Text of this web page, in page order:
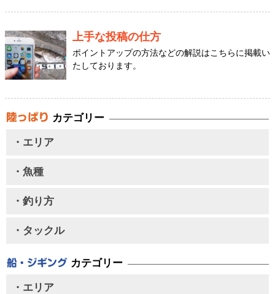
上手な投稿の仕方
ポイントアップの方法などの解説はこちらに掲載い
たしております。
カテゴリー
・エリア
・魚種
・釣り方
・タックル
カテゴリー
・エリア